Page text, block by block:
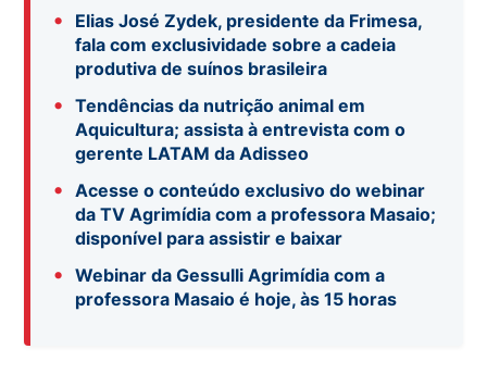
•
Elias José Zydek, presidente da Frimesa,
fala com exclusividade sobre a cadeia
produtiva de suínos brasileira
•
Tendências da nutrição animal em
Aquicultura; assista à entrevista com o
gerente LATAM da Adisseo
•
Acesse o conteúdo exclusivo do webinar
da TV Agrimídia com a professora Masaio;
disponível para assistir e baixar
•
Webinar da Gessulli Agrimídia com a
professora Masaio é hoje, às 15 horas